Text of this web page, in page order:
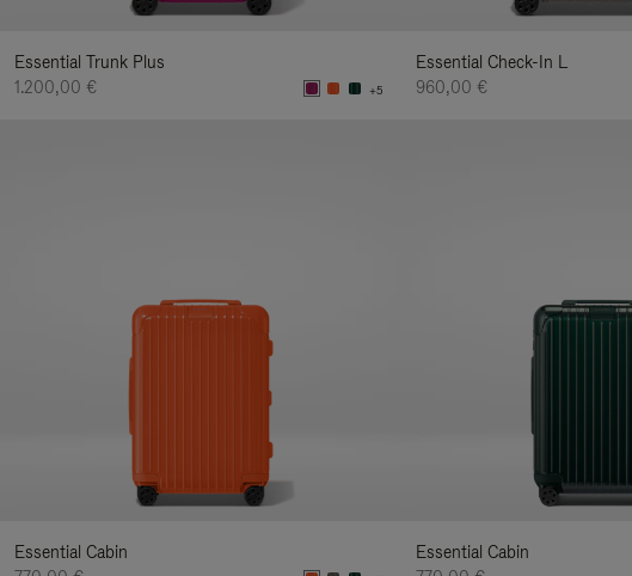
Essential Trunk Plus
1.200,00 €
+5
Essential Check-In L
960,00 €
Essential Cabin
Essential Cabin